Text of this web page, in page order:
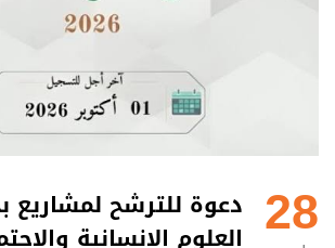
28 دعوة للترشح لمشاريع
العلوم الانسانية